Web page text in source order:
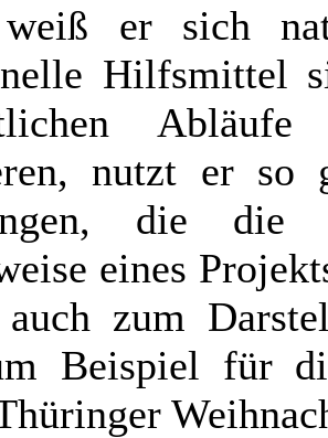
er sich
Hilfsmittel
nutzt er so
die die
eines
zum
Beispiel für